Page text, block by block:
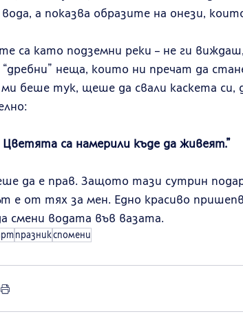
а показва образите на онези,
са като подземни реки – не ги
неща, които ни пречат да
беше тук, щеше да свали каскета си,
Цветята са намерили къде да живеят.”
да е прав. Защото тази сутрин
е от тях за мен. Едно красиво
смени водата във вазата.
празникспомени